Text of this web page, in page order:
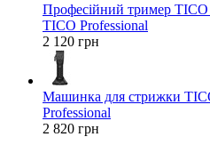
Професійний тример
TICO Professional
2 120 грн
Машинка для стрижки
Professional
2 820 грн